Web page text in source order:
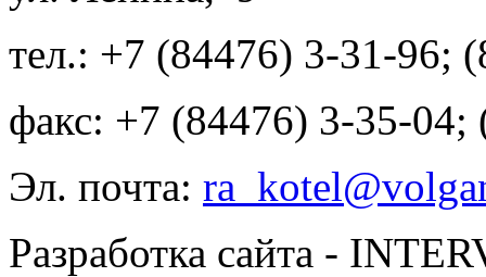
тел.: +7 (84476) 3-31-96;
факс: +7 (84476) 3-35-04;
Эл. почта:
Разработка сайта -